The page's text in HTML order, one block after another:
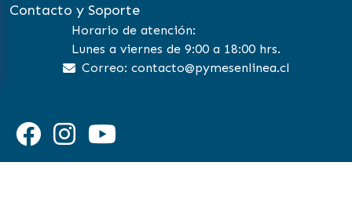
Contacto y Soporte
Horario de atención:
Lunes a viernes de 9:00 a 18:00 hrs.
Correo: contacto@pymesenlinea.cl